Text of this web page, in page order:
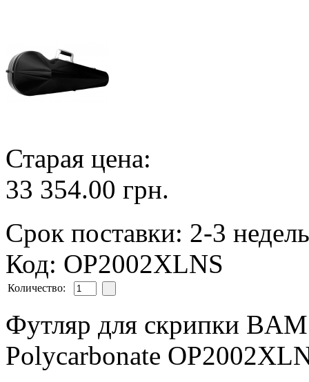
Старая цена:
33 354.00 грн.
Срок поставки: 2-3 недель
Код: OP2002XLNS
Количество:
Футляр для скрипки
Polycarbonate